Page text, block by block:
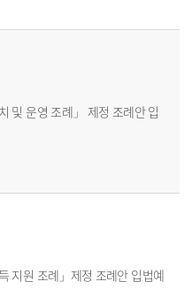
및 운영 조례」 제정 조례안 입
지원 조례」제정 조례안 입법예